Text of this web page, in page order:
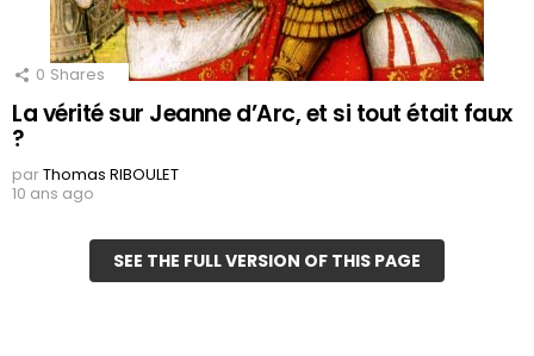
0 Shares
La vérité sur Jeanne d’Arc, et si tout était faux
?
parThomas RIBOULET
10 ans ago
SEE THE FULL VERSION OF THIS PAGE